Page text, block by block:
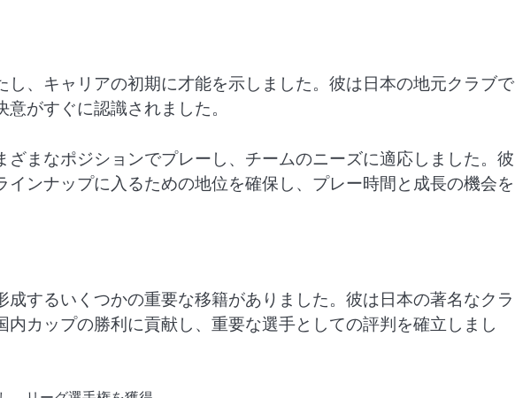
、キャリアの初期に才能を示しました。彼は日本の地元クラブで
がすぐに認識されました。
まなポジションでプレーし、チームのニーズに適応しました。彼
ンナップに入るための地位を確保し、プレー時間と成長の機会を
するいくつかの重要な移籍がありました。彼は日本の著名なクラ
カップの勝利に貢献し、重要な選手としての評判を確立しまし